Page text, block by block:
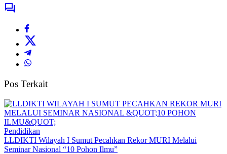
Pos Terkait
Pendidikan
LLDIKTI Wilayah I Sumut Pecahkan Rekor MURI Melalui
Seminar Nasional “10 Pohon Ilmu”